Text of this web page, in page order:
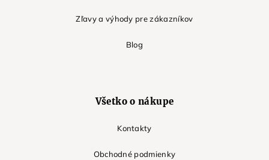
Zľavy a výhody pre zákazníkov
Blog
Všetko o nákupe
Kontakty
Obchodné podmienky